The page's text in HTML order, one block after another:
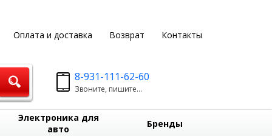
Оплата и доставка Возврат Контакты
8-931-111-62-60
Звоните, пишите...
Электроника для
авто
Бренды